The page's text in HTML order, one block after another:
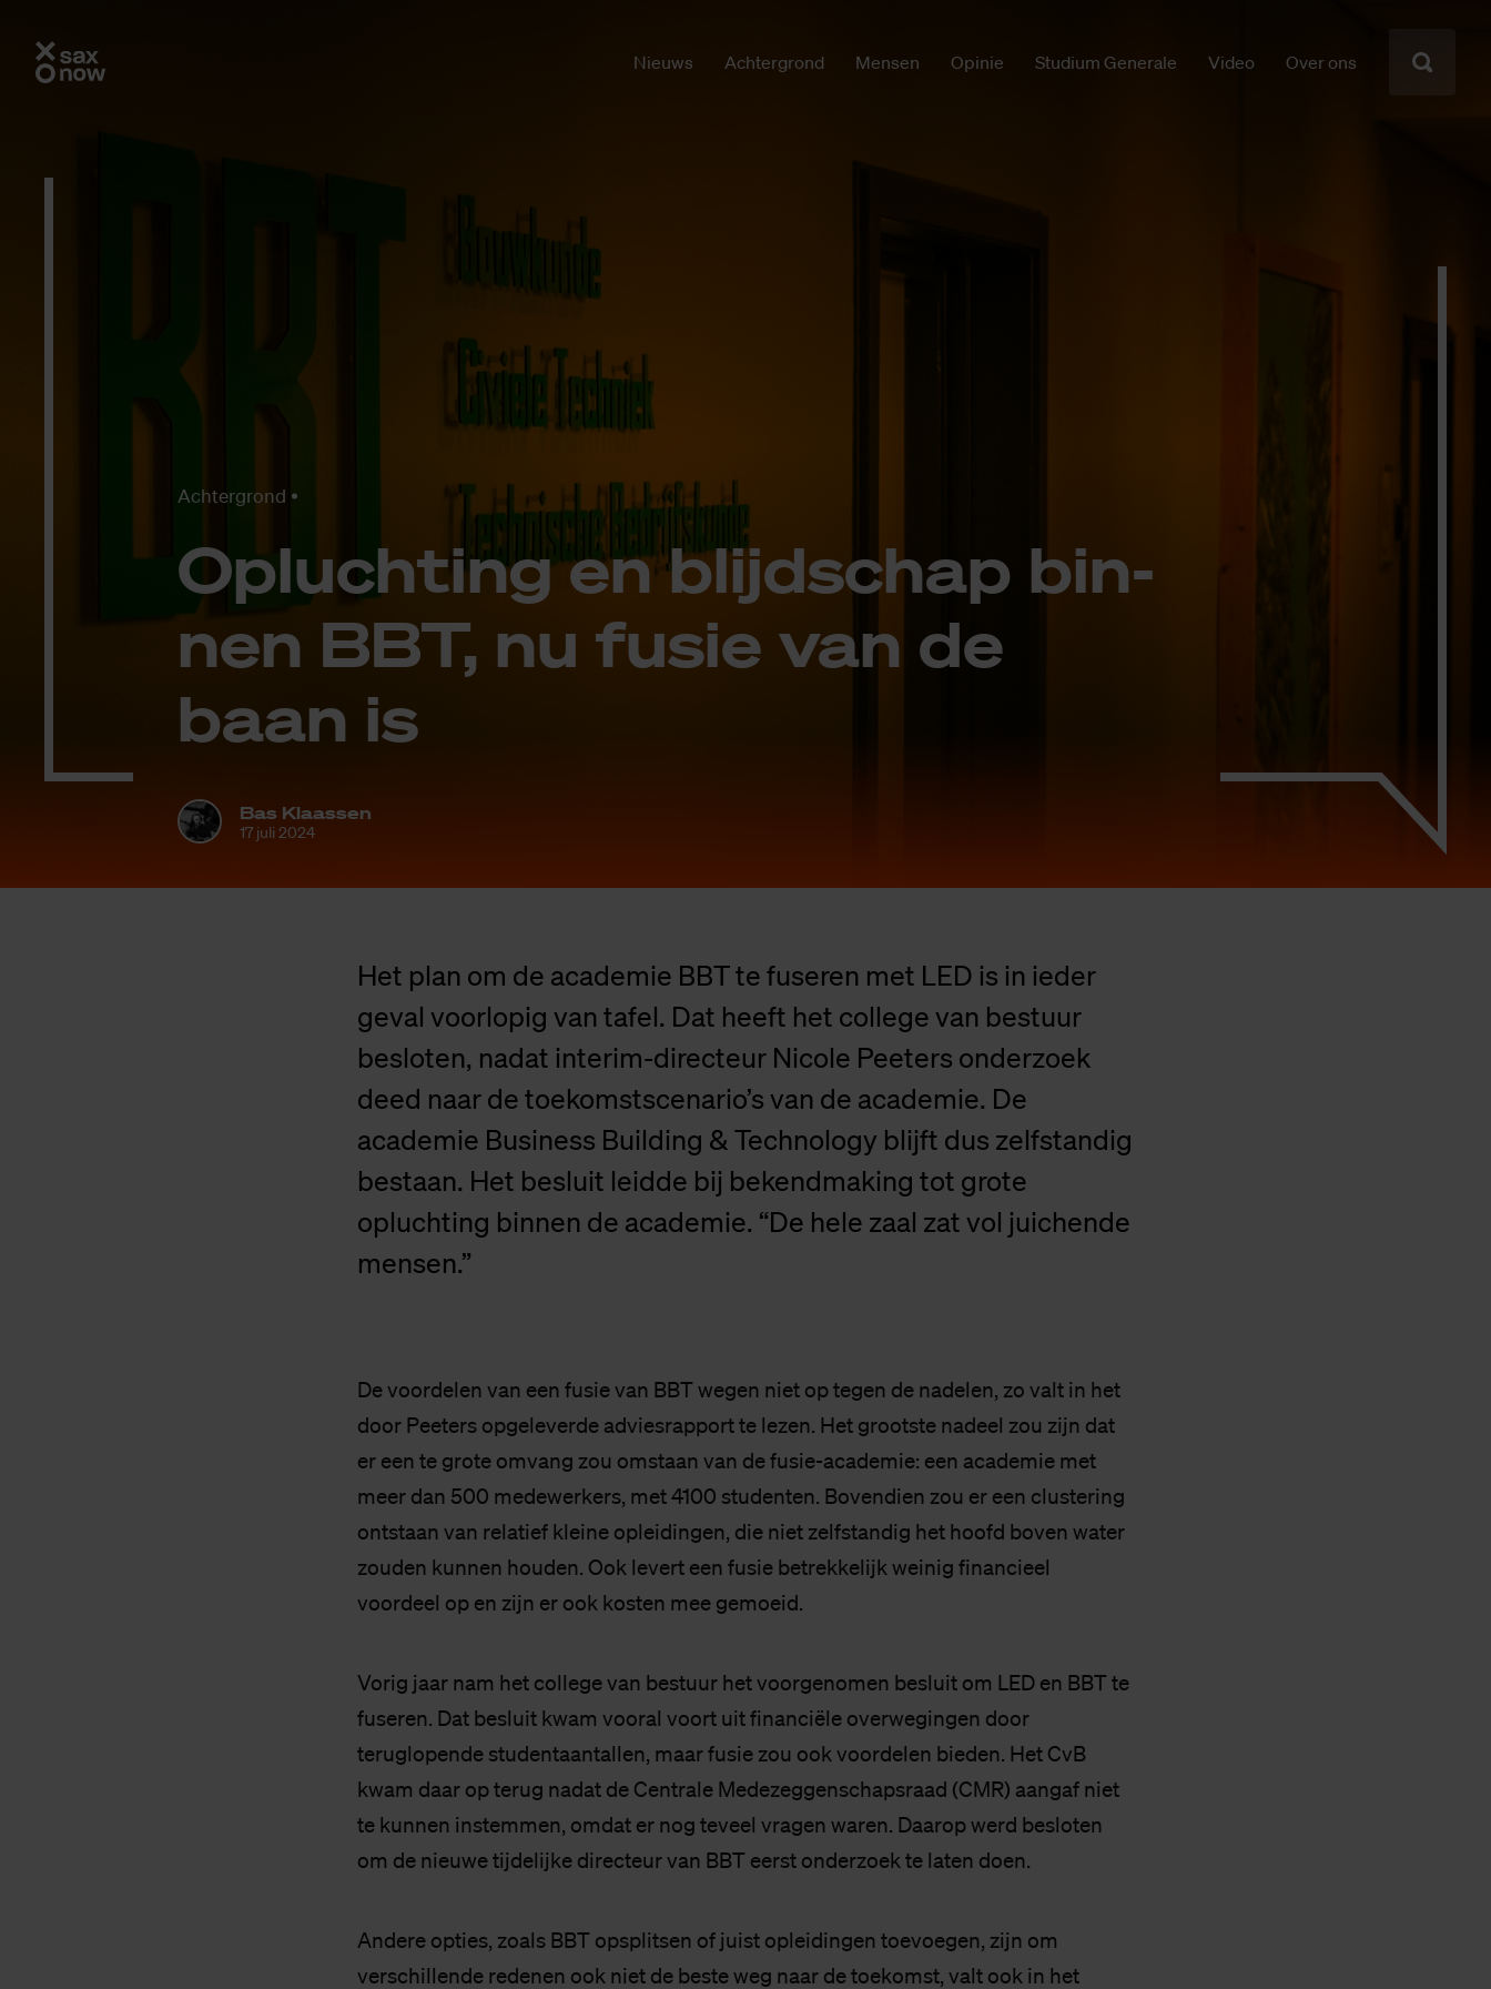
Nieuws Achtergrond Mensen Opinie Studium Generale Video Over ons
Achtergrond
Op­luch­ting en blijd­schap bin­
nen BBT, nu fu­sie van de
baan is
Bas Klaassen
17 juli 2024
Het plan om de academie BBT te fuseren met LED is in ieder
geval voorlopig van tafel. Dat heeft het college van bestuur
besloten, nadat interim-directeur Nicole Peeters onderzoek
deed naar de toekomstscenario’s van de academie. De
academie Business Building & Technology blijft dus zelfstandig
bestaan. Het besluit leidde bij bekendmaking tot grote
opluchting binnen de academie. “De hele zaal zat vol juichende
mensen.”
De voordelen van een fusie van BBT wegen niet op tegen de nadelen, zo valt in het
door Peeters opgeleverde adviesrapport te lezen. Het grootste nadeel zou zijn dat
er een te grote omvang zou omstaan van de fusie-academie: een academie met
meer dan 500 medewerkers, met 4100 studenten. Bovendien zou er een clustering
ontstaan van relatief kleine opleidingen, die niet zelfstandig het hoofd boven water
zouden kunnen houden. Ook levert een fusie betrekkelijk weinig financieel
voordeel op en zijn er ook kosten mee gemoeid.
Vorig jaar nam het college van bestuur het voorgenomen besluit om LED en BBT te
fuseren. Dat besluit kwam vooral voort uit financiële overwegingen door
teruglopende studentaantallen, maar fusie zou ook voordelen bieden. Het CvB
kwam daar op terug nadat de Centrale Medezeggenschapsraad (CMR) aangaf niet
te kunnen instemmen, omdat er nog teveel vragen waren. Daarop werd besloten
om de nieuwe tijdelijke directeur van BBT eerst onderzoek te laten doen.
Andere opties, zoals BBT opsplitsen of juist opleidingen toevoegen, zijn om
verschillende redenen ook niet de beste weg naar de toekomst, valt ook in het